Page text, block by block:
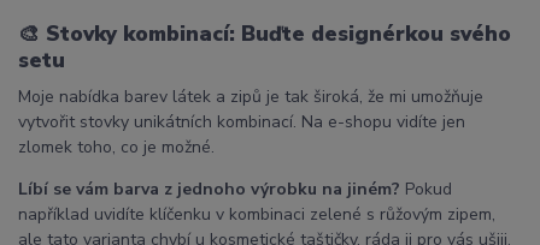
🎨 Stovky kombinací: Buďte designérkou svého
setu
Moje nabídka barev látek a zipů je tak široká, že mi umožňuje
vytvořit stovky unikátních kombinací. Na e-shopu vidíte jen
zlomek toho, co je možné.
Líbí se vám barva z jednoho výrobku na jiném? Pokud
například uvidíte klíčenku v kombinaci zelené s růžovým zipem,
ale tato varianta chybí u kosmetické taštičky, ráda ji pro vás ušiji.